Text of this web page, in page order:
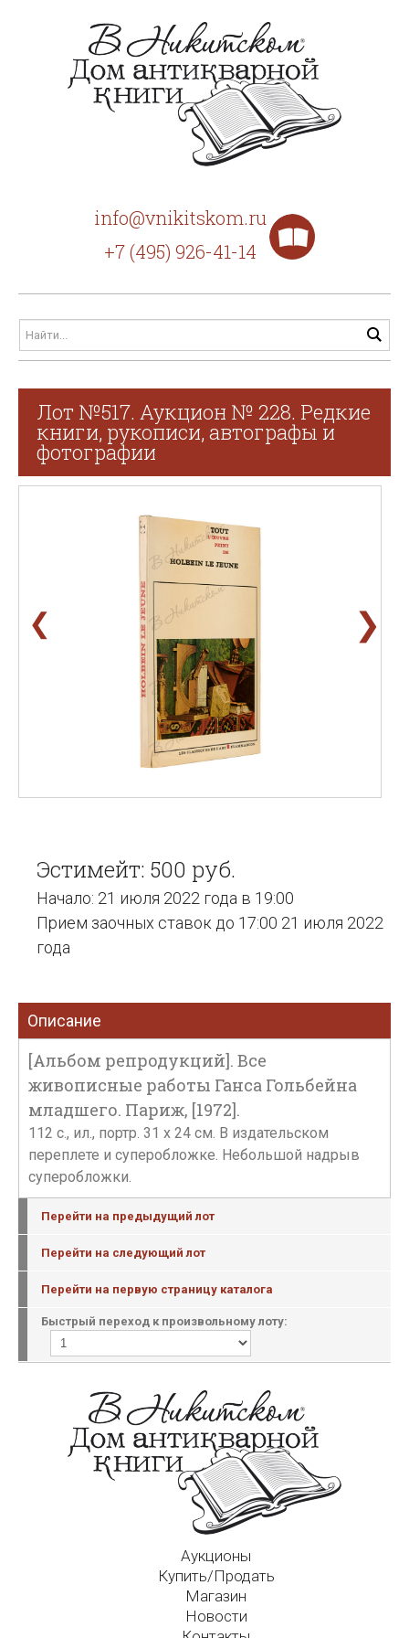
info@vnikitskom.ru
+7 (495) 926-41-14
Лот №517. Аукцион № 228. Редкие
книги, рукописи, автографы и
фотографии
❮ ❯
Эстимейт: 500 руб.
Начало: 21 июля 2022 года в 19:00
Прием заочных ставок до 17:00 21 июля 2022
года
Описание
[Альбом репродукций]. Все
живописные работы Ганса Гольбейна
младшего. Париж, [1972].
112 с., ил., портр. 31 х 24 см. В издательском
переплете и суперобложке. Небольшой надрыв
суперобложки.
Перейти на предыдущий лот
Перейти на следующий лот
Перейти на первую страницу каталога
Быстрый переход к произвольному лоту:
Аукционы
Купить/Продать
Магазин
Новости